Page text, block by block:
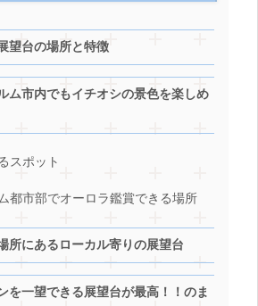
望台の場所と特徴
ム市内でもイチオシの景色を楽しめ
スポット
都市部でオーロラ鑑賞できる場所
所にあるローカル寄りの展望台
を一望できる展望台が最高！！のま